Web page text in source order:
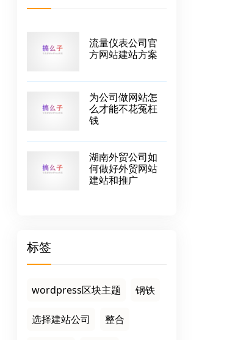
流量仪表公司官
方网站建站方案
为公司做网站怎
么才能不花冤枉
钱
湖南外贸公司如
何做好外贸网站
建站和推广
标签
wordpress区块主题 钢铁
选择建站公司 整合